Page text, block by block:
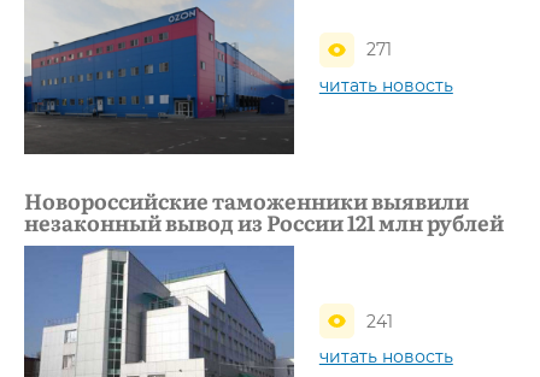
271
читать новость
Новороссийские таможенники выявили
незаконный вывод из России 121 млн рублей
241
читать новость